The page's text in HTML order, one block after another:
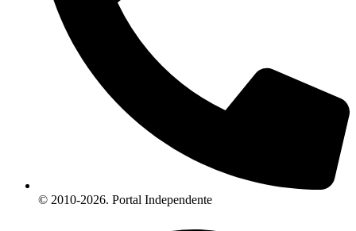
© 2010-2026. Portal Independente